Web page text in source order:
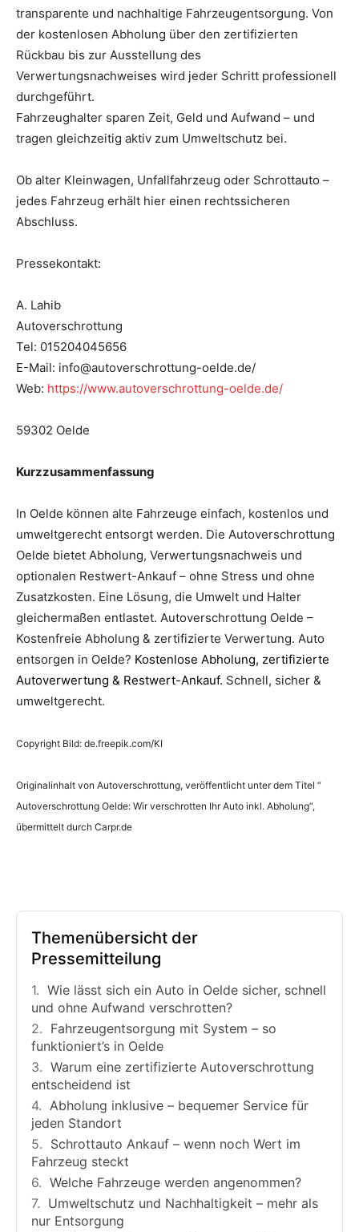
transparente und nachhaltige Fahrzeugentsorgung. Von
der kostenlosen Abholung über den zertifizierten
Rückbau bis zur Ausstellung des
Verwertungsnachweises wird jeder Schritt professionell
durchgeführt.
Fahrzeughalter sparen Zeit, Geld und Aufwand – und
tragen gleichzeitig aktiv zum Umweltschutz bei.
Ob alter Kleinwagen, Unfallfahrzeug oder Schrottauto –
jedes Fahrzeug erhält hier einen rechtssicheren
Abschluss.
Pressekontakt:
A. Lahib
Autoverschrottung
Tel: 015204045656
E-Mail: info@autoverschrottung-oelde.de/
Web: https://www.autoverschrottung-oelde.de/
59302 Oelde
Kurzzusammenfassung
In Oelde können alte Fahrzeuge einfach, kostenlos und
umweltgerecht entsorgt werden. Die Autoverschrottung
Oelde bietet Abholung, Verwertungsnachweis und
optionalen Restwert-Ankauf – ohne Stress und ohne
Zusatzkosten. Eine Lösung, die Umwelt und Halter
gleichermaßen entlastet. Autoverschrottung Oelde –
Kostenfreie Abholung & zertifizierte Verwertung. Auto
entsorgen in Oelde? Kostenlose Abholung, zertifizierte
Autoverwertung & Restwert-Ankauf. Schnell, sicher &
umweltgerecht.
Copyright Bild: de.freepik.com/KI
Originalinhalt von Autoverschrottung, veröffentlicht unter dem Titel “
Autoverschrottung Oelde: Wir verschrotten Ihr Auto inkl. Abholung“,
übermittelt durch Carpr.de
Themenübersicht der
Pressemitteilung
Wie lässt sich ein Auto in Oelde sicher, schnell
und ohne Aufwand verschrotten?
Fahrzeugentsorgung mit System – so
funktioniert’s in Oelde
Warum eine zertifizierte Autoverschrottung
entscheidend ist
Abholung inklusive – bequemer Service für
jeden Standort
Schrottauto Ankauf – wenn noch Wert im
Fahrzeug steckt
Welche Fahrzeuge werden angenommen?
Umweltschutz und Nachhaltigkeit – mehr als
nur Entsorgung